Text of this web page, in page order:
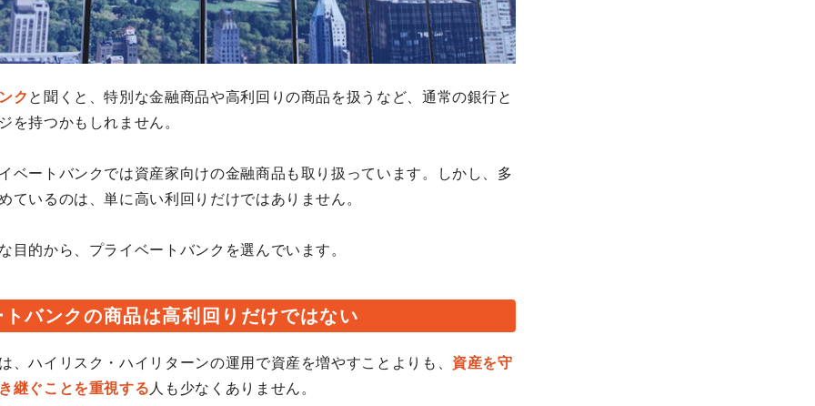
ク と聞くと、特別な金融商品や高利回りの商品を扱うなど、通常の銀行と
を持つかもしれません。
ベートバンクでは資産家向けの金融商品も取り扱っています。しかし、多
ているのは、単に高い利回りだけではありません。
目的から、プライベートバンクを選んでいます。
バンクの商品は高利回りだけではない
、ハイリスク・ハイリターンの運用で資産を増やすことよりも、 資産を守
継ぐことを重視する 人も少なくありません。